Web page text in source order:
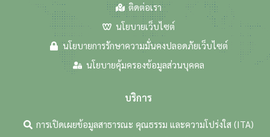
ติดต่อเรา
นโยบายเว็บไซต์
นโยบายการรักษาความมั่นคงปลอดภัยเว็บไซต์
นโยบายคุ้มครองข้อมูลส่วนบุคคล
บริการ
การเปิดเผยข้อมูลสาธารณะ คุณธรรม และความโปร่งใส (ITA)